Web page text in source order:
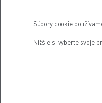
Súbory cookie
Nižšie si vyberte svoje